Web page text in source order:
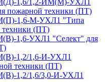
1,6/1,2-ИМ(M)-УХЛ1
пожарной техники (ПТ)
1,6-М-УХЛ1 "Типа
техники (ПТ)
1,6-УХЛ1 "Селект" для
1,2/1,6-И-УХЛ1
техники (ПТ)
1,2/1,6/3,0-И-УХЛ1